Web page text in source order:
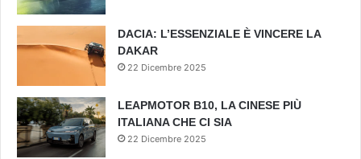
DACIA: L’ESSENZIALE È VINCERE LA
DAKAR
22 Dicembre 2025
LEAPMOTOR B10, LA CINESE PIÙ
ITALIANA CHE CI SIA
22 Dicembre 2025